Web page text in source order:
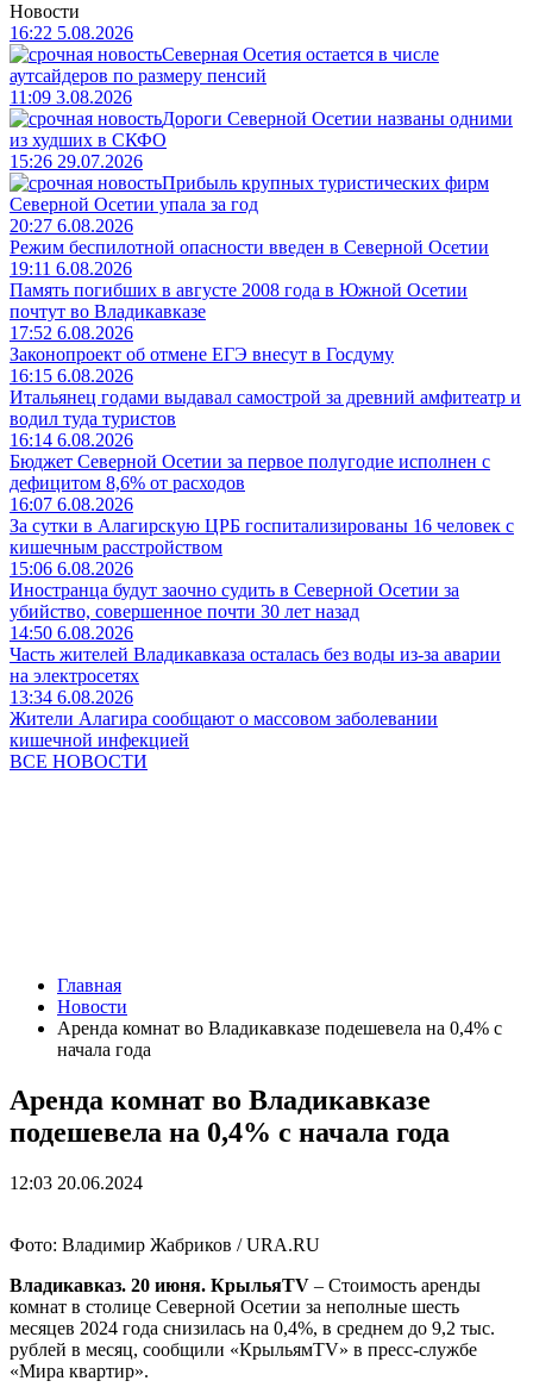
Новости
16:22 5.08.2026
Северная Осетия остается в числе
аутсайдеров по размеру пенсий
11:09 3.08.2026
Дороги Северной Осетии названы одними
из худших в СКФО
15:26 29.07.2026
Прибыль крупных туристических фирм
Северной Осетии упала за год
20:27 6.08.2026
Режим беспилотной опасности введен в Северной Осетии
19:11 6.08.2026
Память погибших в августе 2008 года в Южной Осетии
почтут во Владикавказе
17:52 6.08.2026
Законопроект об отмене ЕГЭ внесут в Госдуму
16:15 6.08.2026
Итальянец годами выдавал самострой за древний амфитеатр и
водил туда туристов
16:14 6.08.2026
Бюджет Северной Осетии за первое полугодие исполнен с
дефицитом 8,6% от расходов
16:07 6.08.2026
За сутки в Алагирскую ЦРБ госпитализированы 16 человек с
кишечным расстройством
15:06 6.08.2026
Иностранца будут заочно судить в Северной Осетии за
убийство, совершенное почти 30 лет назад
14:50 6.08.2026
Часть жителей Владикавказа осталась без воды из-за аварии
на электросетях
13:34 6.08.2026
Жители Алагира сообщают о массовом заболевании
кишечной инфекцией
ВСЕ НОВОСТИ
Главная
Новости
Аренда комнат во Владикавказе подешевела на 0,4% с
начала года
Аренда комнат во Владикавказе
подешевела на 0,4% с начала года
12:03 20.06.2024
Фото: Владимир Жабриков / URA.RU
Владикавказ. 20 июня. КрыльяTV – Стоимость аренды
комнат в столице Северной Осетии за неполные шесть
месяцев 2024 года снизилась на 0,4%, в среднем до 9,2 тыс.
рублей в месяц, сообщили «КрыльямTV» в пресс-службе
«Мира квартир».